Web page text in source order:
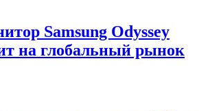
Samsung Odyssey
на глобальный рынок